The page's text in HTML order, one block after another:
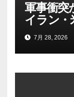
軍事衝
イラン・
後の中東
を問い直
7月 28, 2026